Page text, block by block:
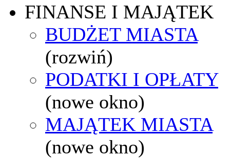
FINANSE I MAJĄTEK
BUDŻET MIASTA
(rozwiń)
PODATKI I OPŁATY
(nowe okno)
MAJĄTEK MIASTA
(nowe okno)